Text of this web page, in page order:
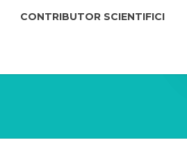
CONTRIBUTOR SCIENTIFICI